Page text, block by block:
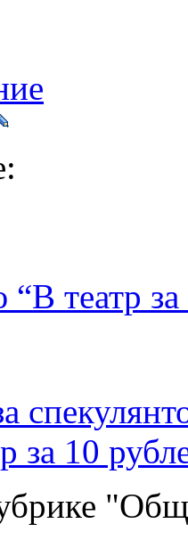
театр за
за 10